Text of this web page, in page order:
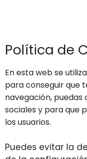
Política de
En esta web se
para conseguir que
navegación,
sociales y para que
los usuarios.
Puedes evitar la